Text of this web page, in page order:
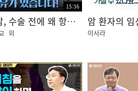
15:36
폐암, 수술 전에 왜 항암치료를 할까?｜암행의사
외 이사라